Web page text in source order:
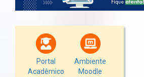
Portal
Acadêmico
Ambiente
Moodle